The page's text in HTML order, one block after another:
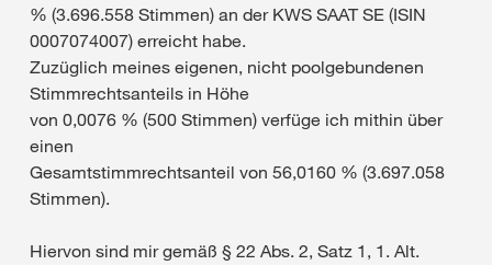
% (3.696.558 Stimmen) an der KWS SAAT SE (ISIN
0007074007) erreicht habe.
Zuzüglich meines eigenen, nicht poolgebundenen
Stimmrechtsanteils in Höhe
von 0,0076 % (500 Stimmen) verfüge ich mithin über
einen
Gesamtstimmrechtsanteil von 56,0160 % (3.697.058
Stimmen).
Hiervon sind mir gemäß § 22 Abs. 2, Satz 1, 1. Alt.